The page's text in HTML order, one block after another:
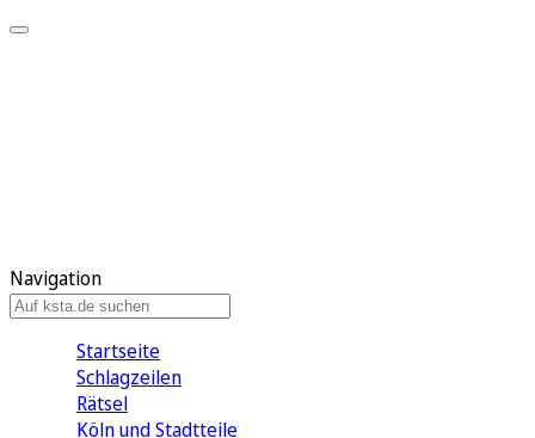
Navigation
Startseite
Schlagzeilen
Rätsel
Köln und Stadtteile